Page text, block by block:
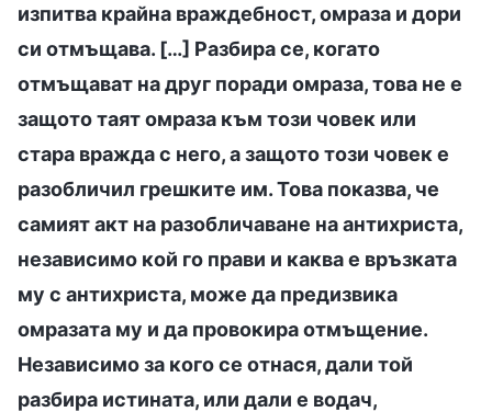
изпитва крайна враждебност, омраза и дори
си отмъщава. […] Разбира се, когато
отмъщават на друг поради омраза, това не е
защото таят омраза към този човек или
стара вражда с него, а защото този човек е
разобличил грешките им. Това показва, че
самият акт на разобличаване на антихриста,
независимо кой го прави и каква е връзката
му с антихриста, може да предизвика
омразата му и да провокира отмъщение.
Независимо за кого се отнася, дали той
разбира истината, или дали е водач,